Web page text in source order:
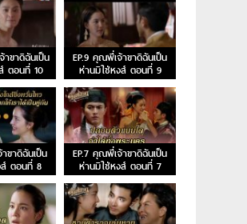
าขาดิฉันเป็น
ตอนที่ 10
EP.9 คุณพี่เจ้าขาดิฉันเป็น
ห่านมิใช่หงส์ ตอนที่ 9
ขาดิฉันเป็น
ตอนที่ 8
EP.7 คุณพี่เจ้าขาดิฉันเป็น
ห่านมิใช่หงส์ ตอนที่ 7